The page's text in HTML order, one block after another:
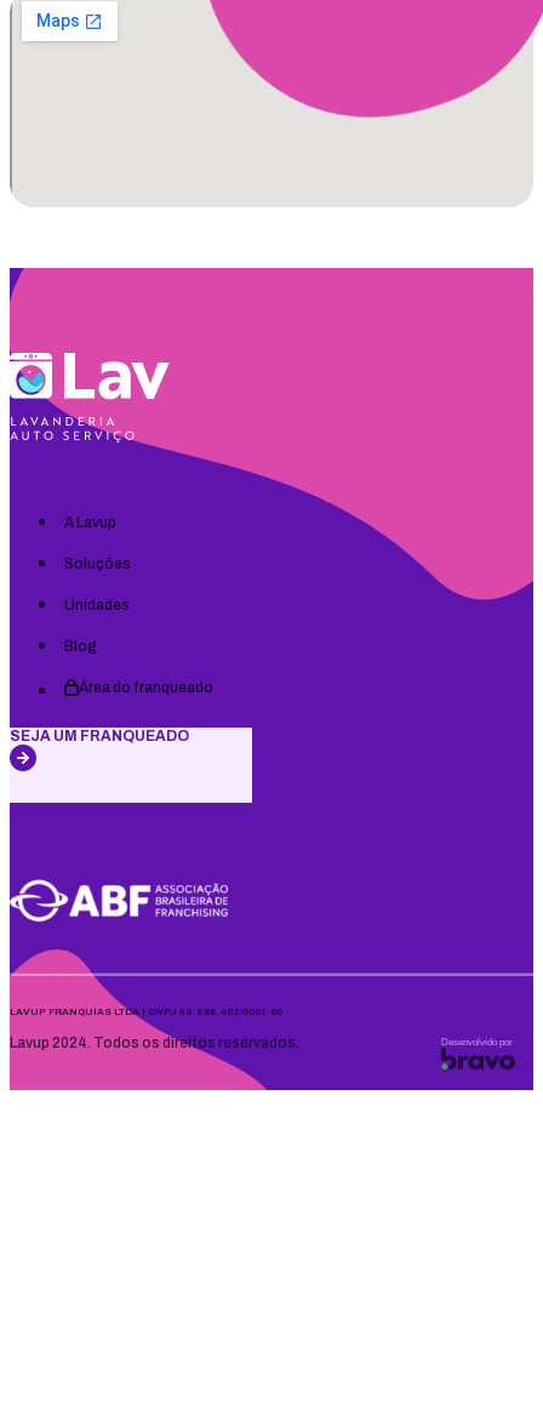
A Lavup
Soluções
Unidades
Blog
Área do franqueado
SEJA UM FRANQUEADO
LAVUP FRANQUIAS LTDA | CNPJ 49.686.402/0001-80
Lavup 2024. Todos os direitos reservados. Desenvolvido por